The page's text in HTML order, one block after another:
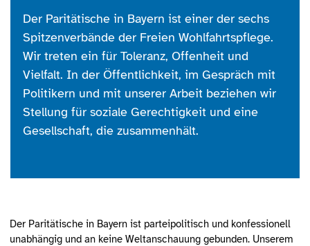
Der Paritätische in Bayern ist einer der sechs
Spitzenverbände der Freien Wohlfahrtspflege.
Wir treten ein für Toleranz, Offenheit und
Vielfalt. In der Öffentlichkeit, im Gespräch mit
Politikern und mit unserer Arbeit beziehen wir
Stellung für soziale Gerechtigkeit und eine
Gesellschaft, die zusammenhält.
Der Paritätische in Bayern ist parteipolitisch und konfessionell
unabhängig und an keine Weltanschauung gebunden. Unserem